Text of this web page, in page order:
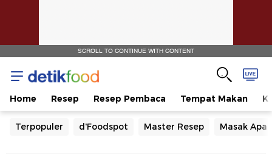
SCROLL TO CONTINUE WITH CONTENT
Home Resep Resep Pembaca Tempat Makan
Terpopuler d'Foodspot Master Resep Masak Apa